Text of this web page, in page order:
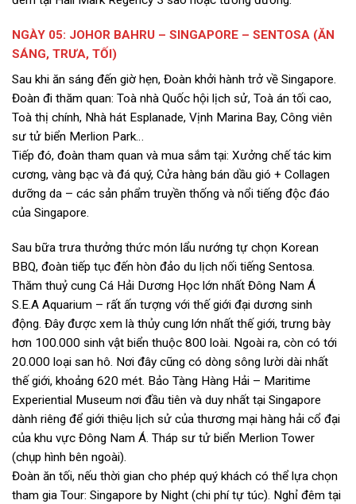
NGÀY 05: JOHOR BAHRU – SINGAPORE – SENTOSA (ĂN
SÁNG, TRƯA, TỐI)
Sau khi ăn sáng đến giờ hẹn, Đoàn khởi hành trở về Singapore.
Đoàn đi thăm quan: Toà nhà Quốc hội lịch sử, Toà án tối cao,
Toà thị chính, Nhà hát Esplanade, Vịnh Marina Bay, Công viên
sư tử biển Merlion Park…
Tiếp đó, đoàn tham quan và mua sắm tại: Xưởng chế tác kim
cương, vàng bạc và đá quý, Cửa hàng bán dầu gió + Collagen
dưỡng da – các sản phẩm truyền thống và nổi tiếng độc đáo
của Singapore.
Sau bữa trưa thưởng thức món lẩu nướng tự chọn Korean
BBQ, đoàn tiếp tục đến hòn đảo du lịch nối tiếng Sentosa.
Thăm thuỷ cung Cá Hải Dương Học lớn nhất Đông Nam Á
S.E.A Aquarium – rất ấn tượng với thế giới đại dương sinh
động. Đây được xem là thủy cung lớn nhất thế giới, trưng bày
hơn 100.000 sinh vật biển thuộc 800 loài. Ngoài ra, còn có tới
20.000 loại san hô. Nơi đây cũng có dòng sông lười dài nhất
thế giới, khoảng 620 mét. Bảo Tàng Hàng Hải – Maritime
Experiential Museum nơi đầu tiên và duy nhất tại Singapore
dành riêng để giới thiệu lịch sử của thương mại hàng hải cổ đại
của khu vực Đông Nam Á. Tháp sư tử biển Merlion Tower
(chụp hình bên ngoài).
Đoàn ăn tối, nếu thời gian cho phép quý khách có thể lựa chọn
tham gia Tour: Singapore by Night (chi phí tự túc). Nghỉ đêm tại